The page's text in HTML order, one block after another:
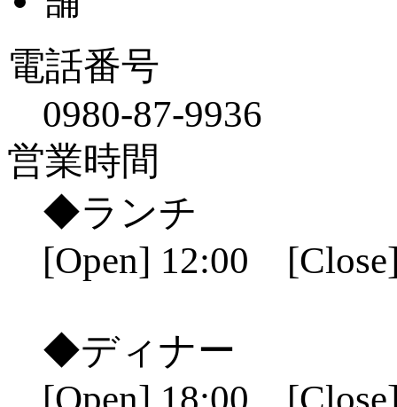
電話番号
0980-87-9936
営業時間
◆ランチ
[Open] 12:00
◆ディナー
[Open] 18:00